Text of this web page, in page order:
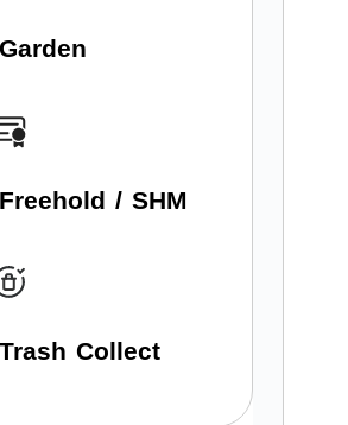
Garden
Freehold / SHM
Trash Collect